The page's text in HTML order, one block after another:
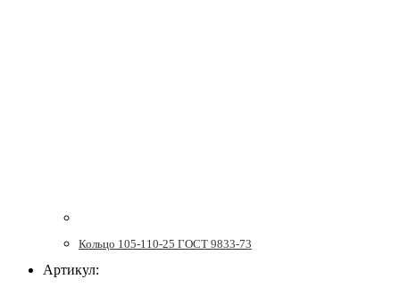
Кольцо 105-110-25 ГОСТ 9833-73
Артикул: